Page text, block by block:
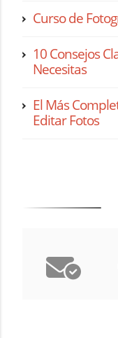
Curso de
10 Consejos
Necesitas
El Más
Editar Fotos